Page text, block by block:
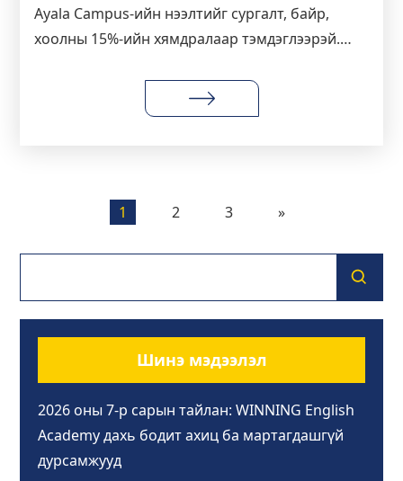
Ayala Campus-ийн нээлтийг сургалт, байр,
хоолны 15%-ийн хямдралаар тэмдэглээрэй.
1 2 3 »
Шинэ мэдээлэл
2026 оны 7-р сарын тайлан: WINNING English
Academy дахь бодит ахиц ба мартагдашгүй
дурсамжууд